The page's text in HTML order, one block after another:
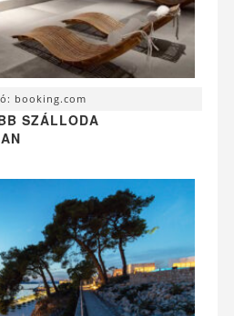
booking.com
SZÁLLODA